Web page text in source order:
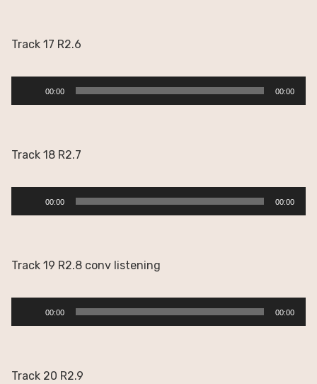
Track 17 R2.6
Reproductor
de
00:00 00:00
Track 18 R2.7
Reproductor
de
00:00 00:00
Track 19 R2.8 conv listening
Reproductor
de
00:00 00:00
Track 20 R2.9